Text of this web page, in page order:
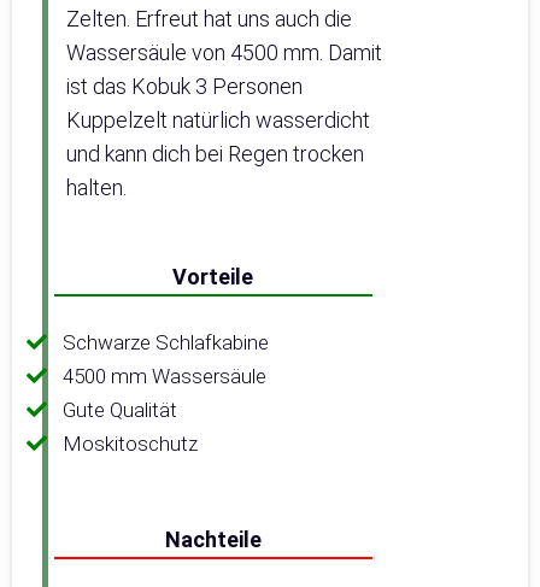
Zelten. Erfreut hat uns auch die
Wassersäule von 4500 mm. Damit
ist das Kobuk 3 Personen
Kuppelzelt natürlich wasserdicht
und kann dich bei Regen trocken
halten.
Vorteile
Schwarze Schlafkabine
4500 mm Wassersäule
Gute Qualität
Moskitoschutz
Nachteile